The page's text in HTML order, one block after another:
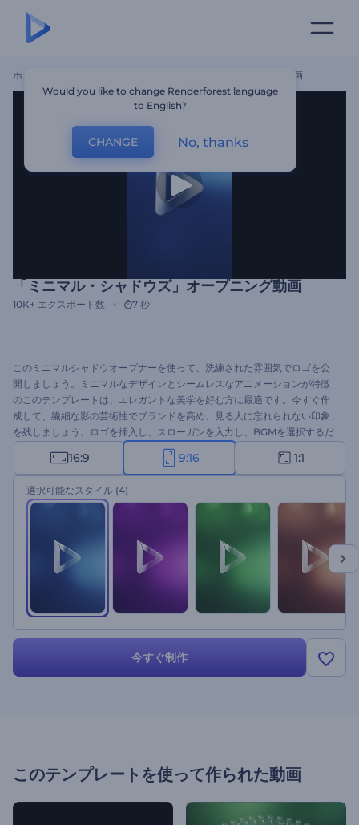
ホーム 「ミニマル・シャドウズ」オープニング動画
「ミニマル・シャドウズ」オープニング動画
10K+ エクスポート数 7 秒
このミニマルシャドウオープナーを使って、洗練された雰囲気でロゴを公
開しましょう。ミニマルなデザインとシームレスなアニメーションが特徴
のこのテンプレートは、エレガントな美学を好む方に最適です。今すぐ作
成して、繊細な影の芸術性でブランドを高め、見る人に忘れられない印象
を残しましょう。ロゴを挿入し、スローガンを入力し、BGMを選択するだ
ロゴアニメーション
を作成できます。企業プロモー
ション、製品紹介、プレゼンテーションのオープナー、チャンネルのイン
トロやアウトロなど、様々なプロジェクトに最適です。今すぐお試しくだ
さい！
16:9 9:16 1:1
選択可能なスタイル (4)
今すぐ制作
このテンプレートを使って作られた動画
Would you like to change Renderforest language
to English?
CHANGE No, thanks